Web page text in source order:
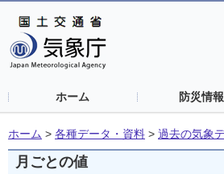
ホーム 防災情報
ホーム > 各種データ・資料 > 過去の気象
月ごとの値